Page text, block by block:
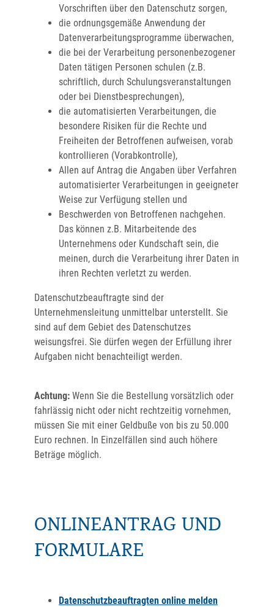
Vorschriften über den Datenschutz sorgen,
die ordnungsgemäße Anwendung der
Datenverarbeitungsprogramme überwachen,
die bei der Verarbeitung personenbezogener
Daten tätigen Personen schulen (z.B.
schriftlich, durch Schulungsveranstaltungen
oder bei Dienstbesprechungen),
die automatisierten Verarbeitungen, die
besondere Risiken für die Rechte und
Freiheiten der Betroffenen aufweisen, vorab
kontrollieren (Vorabkontrolle),
Allen auf Antrag die Angaben über Verfahren
automatisierter Verarbeitungen in geeigneter
Weise zur Verfügung stellen und
Beschwerden von Betroffenen nachgehen.
Das können z.B. Mitarbeitende des
Unternehmens oder Kundschaft sein, die
meinen, durch die Verarbeitung ihrer Daten in
ihren Rechten verletzt zu werden.
Datenschutzbeauftragte sind der
Unternehmensleitung unmittelbar unterstellt. Sie
sind auf dem Gebiet des Datenschutzes
weisungsfrei. Sie dürfen wegen der Erfüllung ihrer
Aufgaben nicht benachteiligt werden.
Achtung: Wenn Sie die Bestellung vorsätzlich oder
fahrlässig nicht oder nicht rechtzeitig vornehmen,
müssen Sie mit einer Geldbuße von bis zu 50.000
Euro rechnen. In Einzelfällen sind auch höhere
Beträge möglich.
ONLINEANTRAG UND
FORMULARE
Datenschutzbeauftragten online melden